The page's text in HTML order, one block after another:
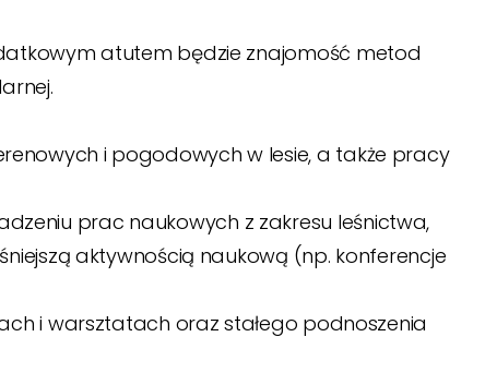
atutem będzie znajomość metod
i pogodowych w lesie, a także pracy
prac naukowych z zakresu leśnictwa,
aktywnością naukową (np. konferencje
i warsztatach oraz stałego podnoszenia